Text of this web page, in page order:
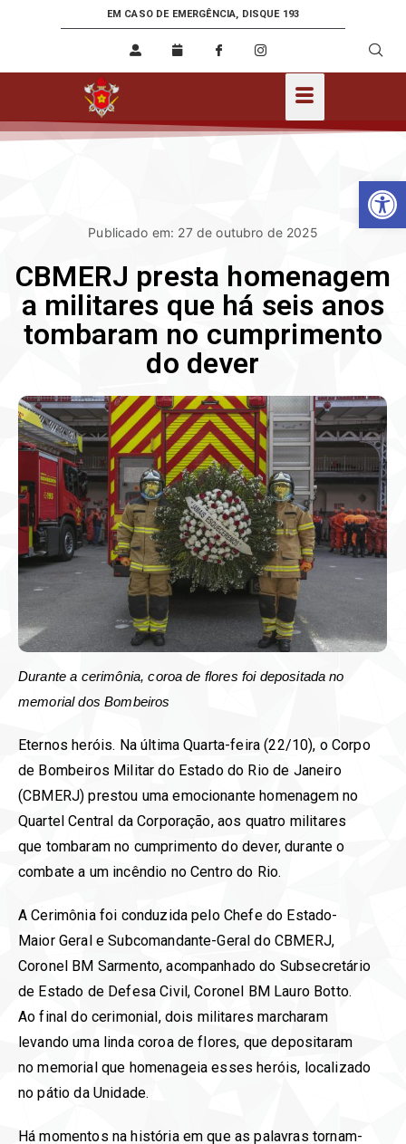
EM CASO DE EMERGÊNCIA, DISQUE 193
Publicado em: 27 de outubro de 2025
CBMERJ presta homenagem
a militares que há seis anos
tombaram no cumprimento
do dever
Durante a cerimônia, coroa de flores foi depositada no
memorial dos Bombeiros
Eternos heróis. Na última Quarta-feira (22/10), o Corpo
de Bombeiros Militar do Estado do Rio de Janeiro
(CBMERJ) prestou uma emocionante homenagem no
Quartel Central da Corporação, aos quatro militares
que tombaram no cumprimento do dever, durante o
combate a um incêndio no Centro do Rio.
A Cerimônia foi conduzida pelo Chefe do Estado-
Maior Geral e Subcomandante-Geral do CBMERJ,
Coronel BM Sarmento, acompanhado do Subsecretário
de Estado de Defesa Civil, Coronel BM Lauro Botto.
Ao final do cerimonial, dois militares marcharam
levando uma linda coroa de flores, que depositaram
no memorial que homenageia esses heróis, localizado
no pátio da Unidade.
Há momentos na história em que as palavras tornam-